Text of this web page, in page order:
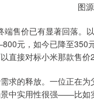
图
售价已有显著回落。
元，如今已降至350
直接对标小米那款售价
的释放。一位正在为
中实用性很强——比如